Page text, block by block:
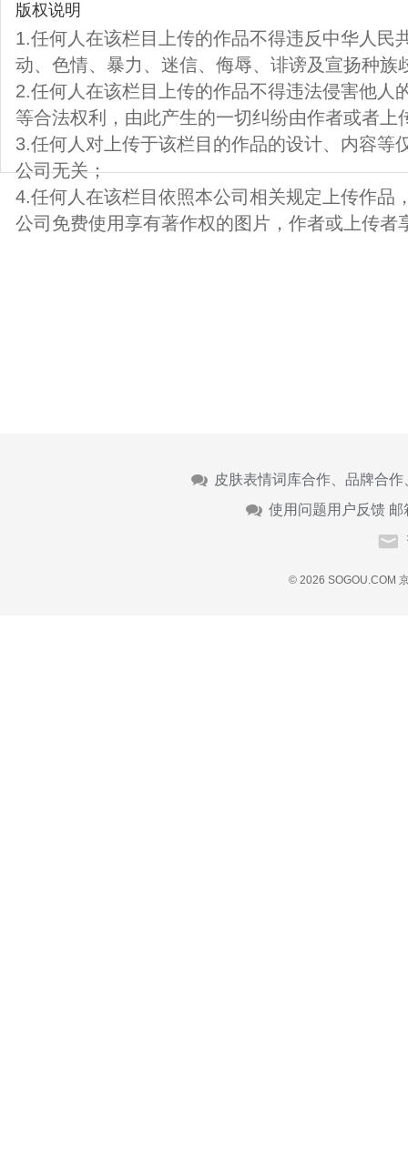
版权说明
1.任何人在该栏目上传的作品不得违反中华人民
动、色情、暴力、迷信、侮辱、诽谤及宣扬种族
2.任何人在该栏目上传的作品不得违法侵害他人
等合法权利，由此产生的一切纠纷由作者或者上
3.任何人对上传于该栏目的作品的设计、内容等
公司无关；
4.任何人在该栏目依照本公司相关规定上传作品
公司免费使用享有著作权的图片，作者或上传者
皮肤表情词库合作、品牌合
使用问题用户反馈 邮
© 2026 SOGOU.COM